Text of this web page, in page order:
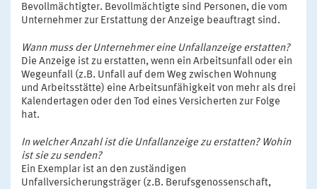
Bevollmächtigter. Bevollmächtigte sind Personen, die vom
Unternehmer zur Erstattung der Anzeige beauftragt sind.
Wann muss der Unternehmer eine Unfallanzeige erstatten?
Die Anzeige ist zu erstatten, wenn ein Arbeitsunfall oder ein
Wegeunfall (z.B. Unfall auf dem Weg zwischen Wohnung
und Arbeitsstätte) eine Arbeitsunfähigkeit von mehr als drei
Kalendertagen oder den Tod eines Versicherten zur Folge
hat.
In welcher Anzahl ist die Unfallanzeige zu erstatten? Wohin
ist sie zu senden?
Ein Exemplar ist an den zuständigen
Unfallversicherungsträger (z.B. Berufsgenossenschaft,